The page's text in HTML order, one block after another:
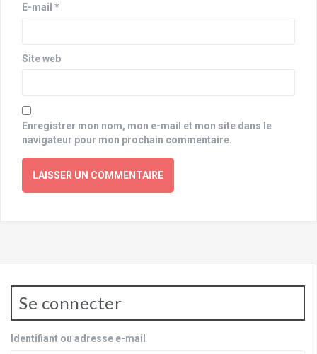
E-mail *
Site web
Enregistrer mon nom, mon e-mail et mon site dans le
navigateur pour mon prochain commentaire.
Se connecter
Identifiant ou adresse e-mail